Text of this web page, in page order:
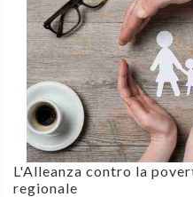
L'Alleanza contro la
regionale